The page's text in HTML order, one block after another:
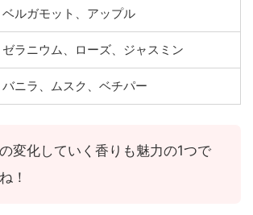
ベルガモット、アップル
ゼラニウム、ローズ、ジャスミン
バニラ、ムスク、ベチパー
変化していく香りも魅力の1つで
！